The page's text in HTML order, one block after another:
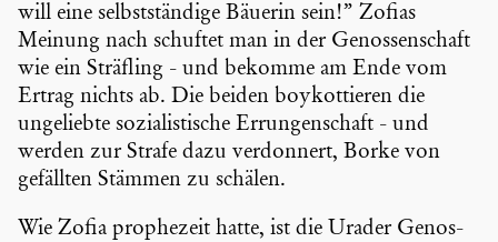
will eine selbst­stän­dige Bäuerin sein!” Zofias
Meinung nach schuftet man in der Genos­sen­schaft
wie ein Sträfling - und bekomme am Ende vom
Ertrag nichts ab. Die beiden boykot­tieren die
ungeliebte sozia­lis­ti­sche Errun­gen­schaft - und
werden zur Strafe dazu verdon­nert, Borke von
gefällten Stämmen zu schälen.
Wie Zofia prophe­zeit hatte, ist die Urader Genos­